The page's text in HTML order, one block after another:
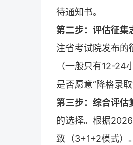
待通知书。
第二步：评估征集
注省考试院发布的
（一般只有12-24
是否愿意“降格录取
第三步：综合评估
的选择。根据
致（3+1+2模式）